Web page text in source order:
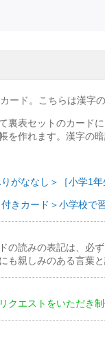
ード。こちらは漢字
裏表セットのカード
を作れます。漢字の
がななし＞［小学1年
きカード＞小学校で
の読みの表記は、必
も親しみのある言葉
エストをいただき